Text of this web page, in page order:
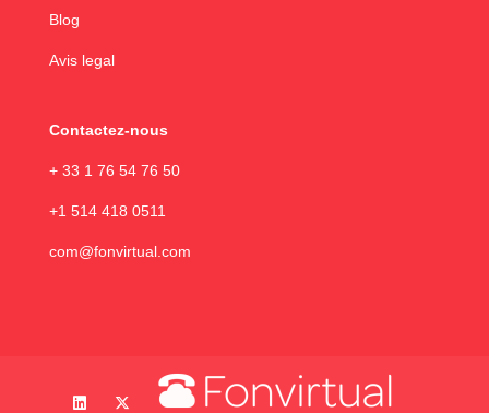
Blog
Avis legal
Contactez-nous
+ 33 1 76 54 76 50
+1 514 418 0511
com@fonvirtual.com